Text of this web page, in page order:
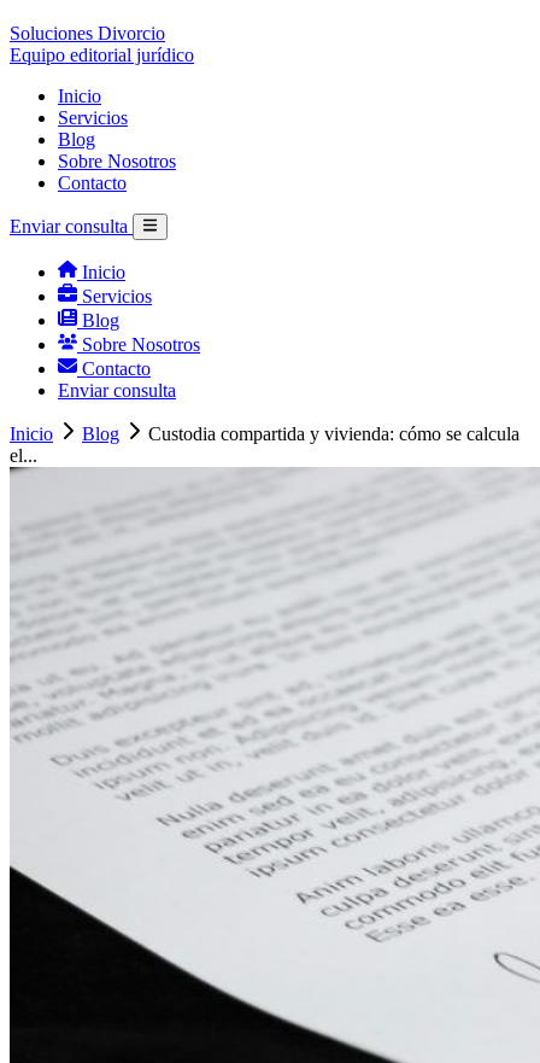
Soluciones Divorcio
Equipo editorial jurídico
Inicio
Servicios
Blog
Sobre Nosotros
Contacto
Enviar consulta
Inicio
Servicios
Blog
Sobre Nosotros
Contacto
Enviar consulta
Inicio Blog
Custodia compartida y vivienda: cómo se calcula
el...